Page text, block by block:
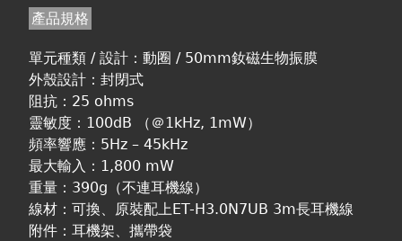
產品規格
單元種類 / 設計：動圈 / 50mm釹磁生物振膜
外殼設計：封閉式
阻抗：25 ohms
靈敏度：100dB （＠1kHz, 1mW）
頻率響應：5Hz – 45kHz
最大輸入：1,800 mW
重量：390g（不連耳機線）
線材：可換、原裝配上ET-H3.0N7UB 3m長耳機線
附件：耳機架、攜帶袋